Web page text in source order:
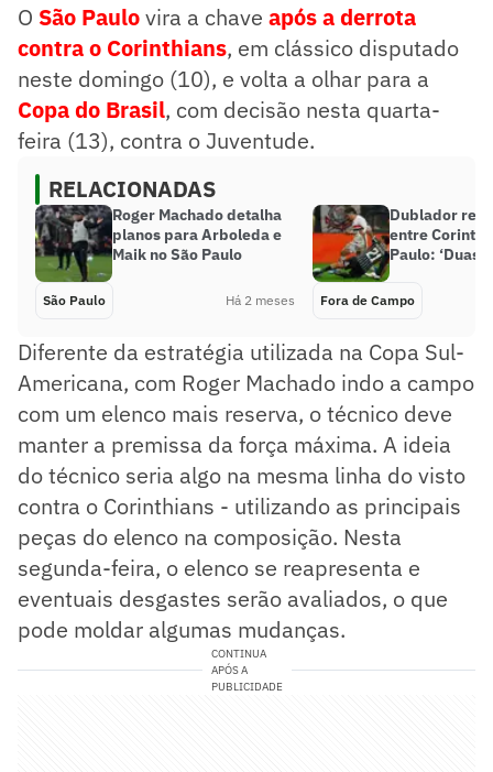
O São Paulovira a chave após a derrota
contra o Corinthians, em clássico disputado
neste domingo (10), e volta a olhar para a
Copa do Brasil, com decisão nesta quarta-
feira (13), contra o Juventude.
RELACIONADAS
Roger Machado detalha
planos para Arboleda e
Maik no São Paulo
São Paulo Há 2 meses
Dublador
entre
Paulo: ‘Duas
Fora de Campo
Diferente da estratégia utilizada na Copa Sul-
Americana, com Roger Machado indo a campo
com um elenco mais reserva, o técnico deve
manter a premissa da força máxima. A ideia
do técnico seria algo na mesma linha do visto
contra o Corinthians - utilizando as principais
peças do elenco na composição. Nesta
segunda-feira, o elenco se reapresenta e
eventuais desgastes serão avaliados, o que
pode moldar algumas mudanças.
CONTINUA
APÓS A
PUBLICIDADE